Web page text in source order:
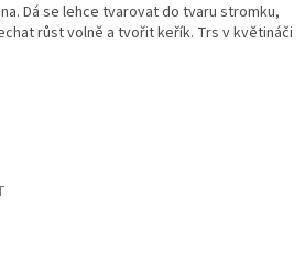
Dá se lehce tvarovat do tvaru stromku,
růst volně a tvořit keřík. Trs v květináči